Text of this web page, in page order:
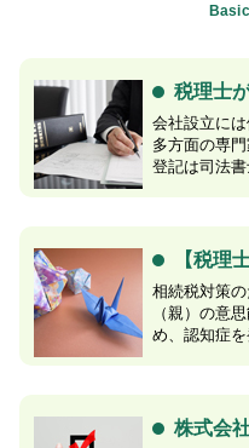
税理士
会社設立には
多方面の専
登記は司法
【税理
相続税対策
（親）の意
め、認知症
株式会